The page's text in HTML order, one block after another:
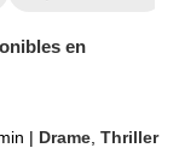
en
| Drame ,Thriller